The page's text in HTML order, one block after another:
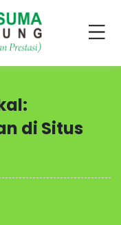
di Situs